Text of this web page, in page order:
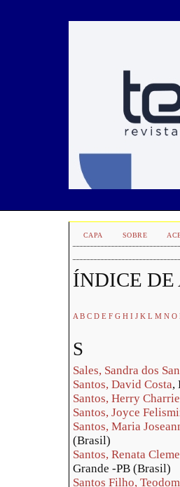
CAPA SOBRE
ÍNDICE DE
A B C D E F G H I J K L M N O
S
Sales, Sandra dos
Santos, David Costa,
Santos, Herry
Santos, Joyce
Santos, Maria
(Brasil)
Santos, Renata
Grande -PB (Brasil)
Santos Filho,